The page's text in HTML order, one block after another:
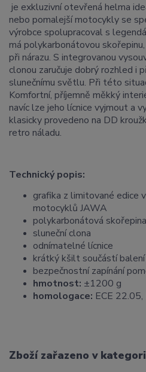
je exkluzivní otevřená helma
nebo pomalejší motocykly se
výrobce spolupracoval s
má polykarbonátovou
při nárazu. S integrovanou
clonou zaručuje dobrý rozhled i
slunečnímu světlu. Při této
Komfortní, příjemně měkký
navíc lze jeho lícnice vyjmout a
klasicky provedeno na DD
retro náladu.
Technický popis:
grafika z limitované edice
motocyklů JAWA
polykarbonátová skořepina
sluneční clona
odnímatelné lícnice
krátký kšilt součástí balení
bezpečnostní zapínání
hmotnost: ±1200 g
homologace: ECE
Zboží zařazeno v